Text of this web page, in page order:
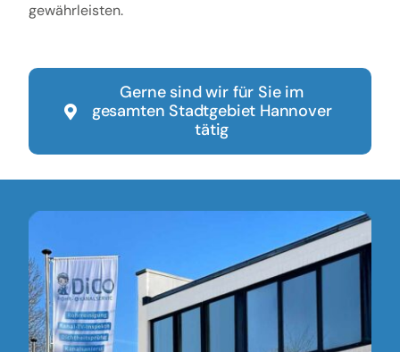
gewährleisten.
Gerne sind wir für Sie im
gesamten Stadtgebiet Hannover
tätig